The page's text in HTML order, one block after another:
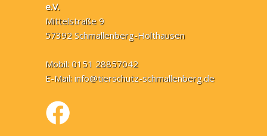
e.V.
Mittelstraße 9
57392 Schmallenberg-Holthausen
Mobil: 0151 28857042
E-Mail:info@tierschutz-schmallenberg.de